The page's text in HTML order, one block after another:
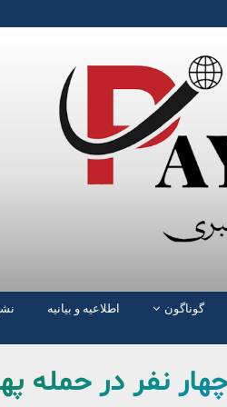
گوناگون اطلاعیه و بیانیه
نفر در حمله